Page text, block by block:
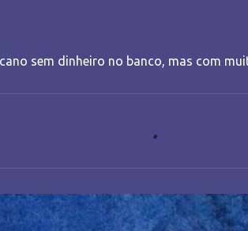
sem dinheiro no banco, mas com